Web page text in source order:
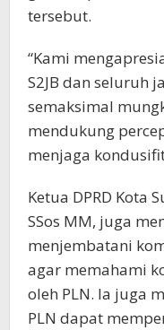
tersebut.
“Kami
S2JB dan seluruh
semaksimal
mendukung
menjaga
Ketua DPRD Kota
SSos MM, juga
menjembatani
agar memahami
oleh PLN. Ia juga
PLN dapat